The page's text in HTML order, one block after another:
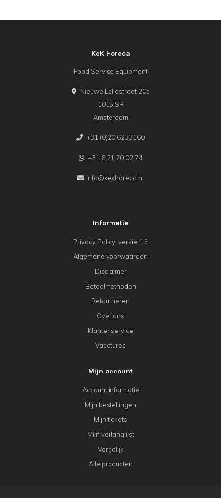
KeK Horeca
Food Service Equipment
Nieuwe Leliestraat 20c
1015 SR
Amsterdam
+31 (0)20 6233160
+31 6 21 20 02 74
info@kekhoreca.nl
Informatie
Privacy Policy, versie 1.3
Algemene voorwaarden
Disclaimer
Betaalmethoden
Retourneren
Over ons
Klantenservice
Vacatures
Mijn account
Account informatie
Mijn bestellingen
Mijn tickets
Mijn verlanglijst
Vergelijk
Alle producten